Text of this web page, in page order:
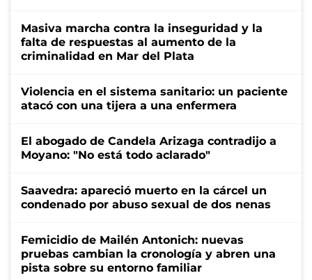
Masiva marcha contra la inseguridad y la
falta de respuestas al aumento de la
criminalidad en Mar del Plata
Violencia en el sistema sanitario: un paciente
atacó con una tijera a una enfermera
El abogado de Candela Arizaga contradijo a
Moyano: "No está todo aclarado"
Saavedra: apareció muerto en la cárcel un
condenado por abuso sexual de dos nenas
Femicidio de Mailén Antonich: nuevas
pruebas cambian la cronología y abren una
pista sobre su entorno familiar